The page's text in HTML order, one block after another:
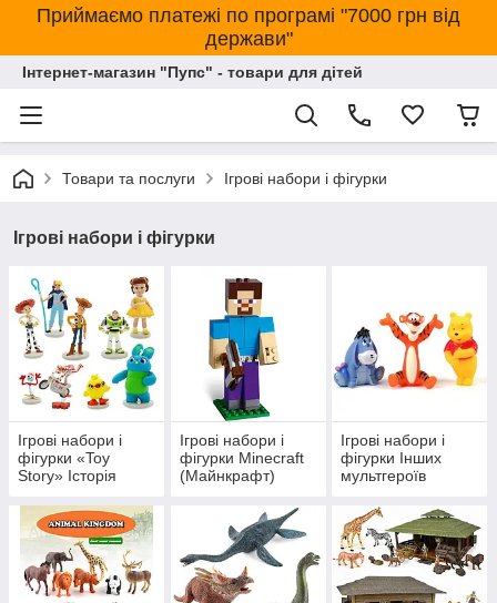
Приймаємо платежі по програмі "7000 грн від
держави"
Інтернет-магазин "Пупс" - товари для дітей
Товари та послуги Ігрові набори і фігурки
Ігрові набори і фігурки
Ігрові набори і
фігурки «Toy
Story» Історія
Ігрові набори і
фігурки Minecraft
(Майнкрафт)
Ігрові набори і
фігурки Інших
мультгероїв